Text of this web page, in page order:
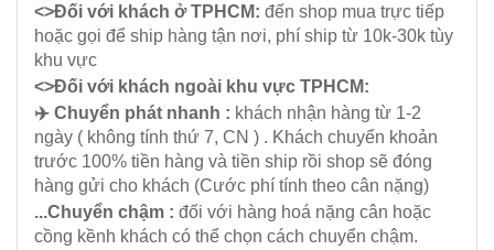
<>Đối với khách ở TPHCM: đến shop mua trực tiếp
hoặc gọi để ship hàng tận nơi, phí ship từ 10k-30k tùy
khu vực
<>Đối với khách ngoài khu vực TPHCM:
✈️ Chuyển phát nhanh : khách nhận hàng từ 1-2
ngày ( không tính thứ 7, CN ) . Khách chuyển khoản
trước 100% tiền hàng và tiền ship rồi shop sẽ đóng
hàng gửi cho khách (Cước phí tính theo cân nặng)
...Chuyển chậm : đối với hàng hoá nặng cân hoặc
cồng kềnh khách có thể chọn cách chuyển chậm.